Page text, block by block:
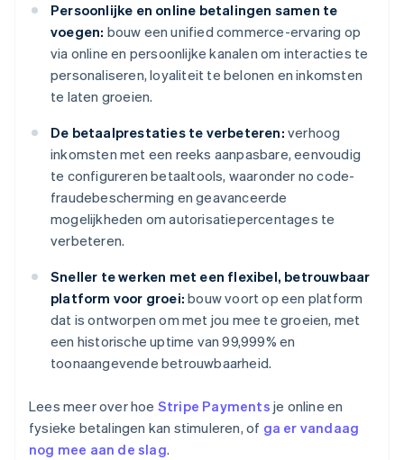
Persoonlijke en online betalingen samen te
voegen: bouw een unified commerce-ervaring op
via online en persoonlijke kanalen om interacties te
personaliseren, loyaliteit te belonen en inkomsten
te laten groeien.
De betaalprestaties te verbeteren: verhoog
inkomsten met een reeks aanpasbare, eenvoudig
te configureren betaaltools, waaronder no code-
fraudebescherming en geavanceerde
mogelijkheden om autorisatiepercentages te
verbeteren.
Sneller te werken met een flexibel, betrouwbaar
platform voor groei: bouw voort op een platform
dat is ontworpen om met jou mee te groeien, met
een historische uptime van 99,999% en
toonaangevende betrouwbaarheid.
Lees meer over hoe Stripe Payments je online en
fysieke betalingen kan stimuleren, of ga er vandaag
nog mee aan de slag.